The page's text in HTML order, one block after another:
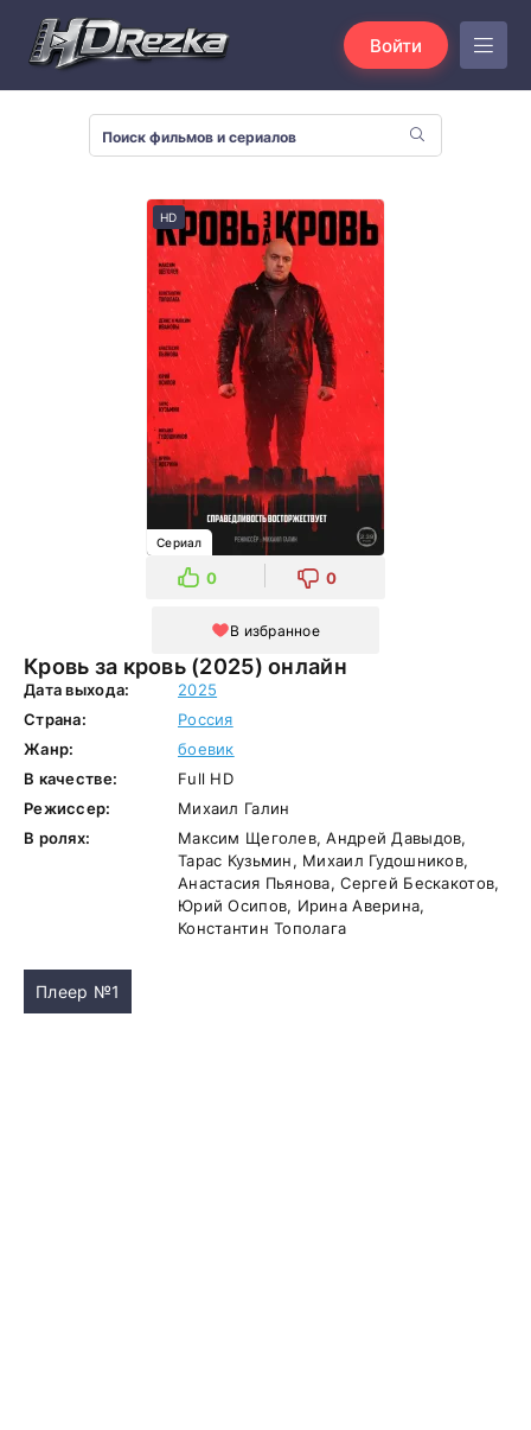
Войти
Кровь за кровь (2025) онлайн
HD
Сериал
0 0
В избранное
Дата выхода:
2025
Страна:
Россия
Жанр:
боевик
В качестве:
Full HD
Режиссер:
Михаил Галин
В ролях:
Максим Щеголев, Андрей Давыдов,
Тарас Кузьмин, Михаил Гудошников,
Анастасия Пьянова, Сергей Бескакотов,
Юрий Осипов, Ирина Аверина,
Константин Тополага
Плеер №1